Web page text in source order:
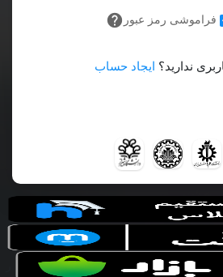
فراموشی رمز عبور
ندارید؟ ایجاد حساب